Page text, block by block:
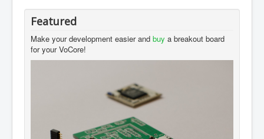
Featured
Make your development easier and buy a breakout board
for your VoCore!